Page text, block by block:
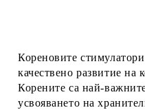
Кореновите
качествено развитие на
Корените са най-
усвояването на